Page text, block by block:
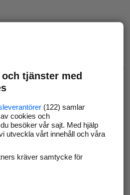
tjänster med
(122) samlar
cookies och
besöker vår sajt. Med hjälp
utveckla vårt innehåll och våra
kräver samtycke för